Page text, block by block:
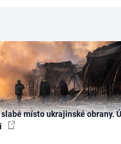
slabé místo ukrajinské obrany.